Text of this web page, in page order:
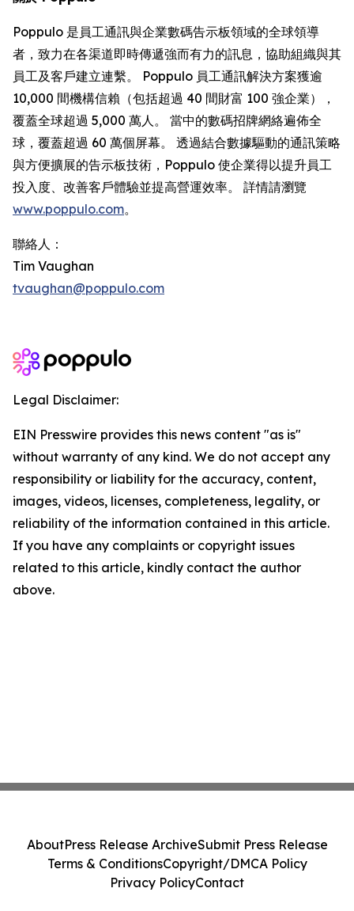
Poppulo 是員工通訊與企業數碼告示板領域的全球領導
者，致力在各渠道即時傳遞強而有力的訊息，協助組織與其
員工及客戶建立連繫。 Poppulo 員工通訊解決方案獲逾
10,000 間機構信賴（包括超過 40 間財富 100 強企業），
覆蓋全球超過 5,000 萬人。 當中的數碼招牌網絡遍佈全
球，覆蓋超過 60 萬個屏幕。 透過結合數據驅動的通訊策略
與方便擴展的告示板技術，Poppulo 使企業得以提升員工
投入度、改善客戶體驗並提高營運效率。 詳情請瀏覽
www.poppulo.com。
聯絡人：
Tim Vaughan
tvaughan@poppulo.com
Legal Disclaimer:
EIN Presswire provides this news content "as is"
without warranty of any kind. We do not accept any
responsibility or liability for the accuracy, content,
images, videos, licenses, completeness, legality, or
reliability of the information contained in this article.
If you have any complaints or copyright issues
related to this article, kindly contact the author
above.
AboutPress Release ArchiveSubmit Press Release
Terms & ConditionsCopyright/DMCA Policy
Privacy PolicyContact